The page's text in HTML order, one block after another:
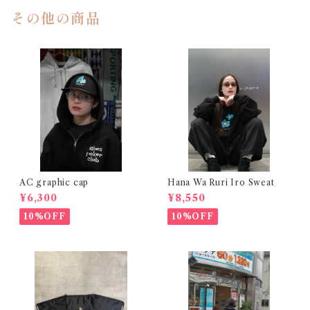
その他の商品
AC graphic cap
¥6,300
10%OFF
Hana Wa Ruri Iro Sweat
¥8,550
10%OFF